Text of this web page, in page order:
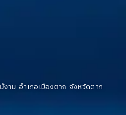
าม อำเภอเมืองตาก จังหวัดตาก